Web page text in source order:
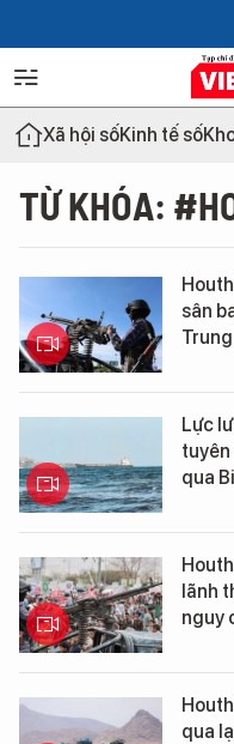
Xã hội sốKinh tế số
TỪ KHÓA:
sân
Lực
tuyên
qua
lãnh
nguy
qua